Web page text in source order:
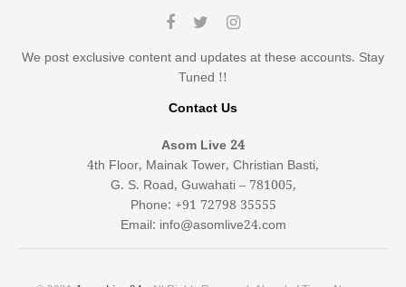
We post exclusive content and updates at these accounts. Stay
Tuned !!
Contact Us
Asom Live 24
4th Floor, Mainak Tower, Christian Basti,
G. S. Road, Guwahati – 781005,
Phone: +91 72798 35555
Email: info@asomlive24.com